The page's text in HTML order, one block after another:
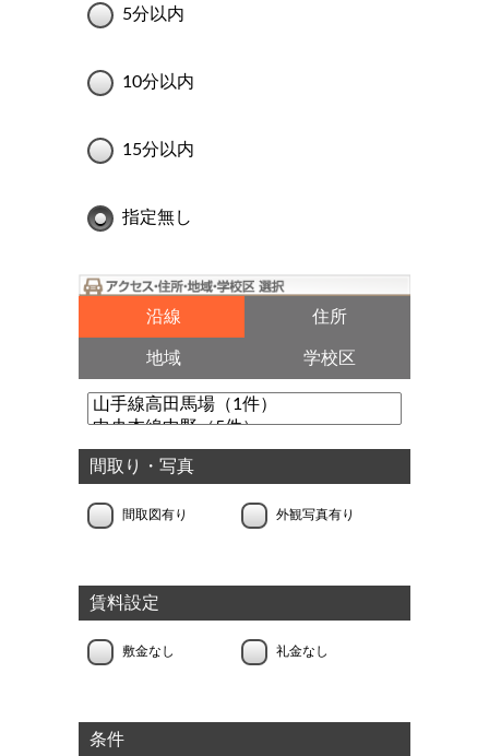
5分以内
10分以内
15分以内
指定無し
沿線 住所
地域 学校区
間取り・写真
間取図有り 外観写真有り
賃料設定
敷金なし 礼金なし
条件